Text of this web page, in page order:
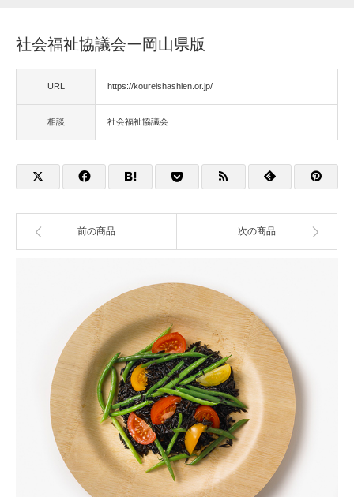
社会福祉協議会ー岡山県版
URL https://koureishashien.or.jp/
相談 社会福祉協議会
前の商品 次の商品
住宅改修